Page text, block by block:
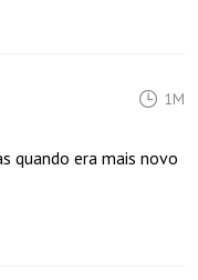
1M
quando era mais novo